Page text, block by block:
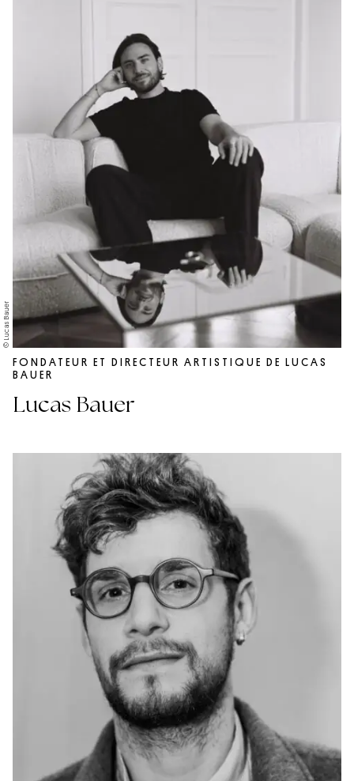
© Lucas Bauer
FONDATEUR ET DIRECTEUR ARTISTIQUE DE LUCAS
BAUER
Lucas Bauer